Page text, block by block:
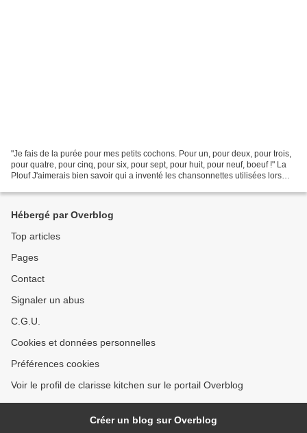
"Je fais de la purée pour mes petits cochons. Pour un, pour deux, pour trois,
pour quatre, pour cinq, pour six, pour sept, pour huit, pour neuf, boeuf !" La
Plouf J'aimerais bien savoir qui a inventé les chansonnettes utilisées lors
Hébergé par Overblog
Top articles
Pages
Contact
Signaler un abus
C.G.U.
Cookies et données personnelles
Préférences cookies
Voir le profil de clarisse kitchen sur le portail Overblog
Créer un blog sur Overblog